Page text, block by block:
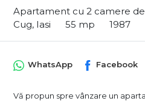
Apartament cu 2 camere
Cug, Iasi
55 mp 1987
WhatsApp Facebook
Vă propun spre vânzare un